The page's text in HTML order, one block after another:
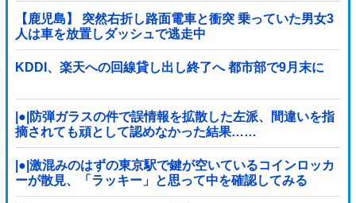
【鹿児島】 突然右折し路面電車と衝突 乗っていた男女3
人は車を放置しダッシュで逃走中
KDDI、楽天への回線貸し出し終了へ 都市部で9月末に
|●|防弾ガラスの件で誤情報を拡散した左派、間違いを指
摘されても頑として認めなかった結果……
|●|激混みのはずの東京駅で鍵が空いているコインロッカ
ーが散見、「ラッキー」と思って中を確認してみる
と……